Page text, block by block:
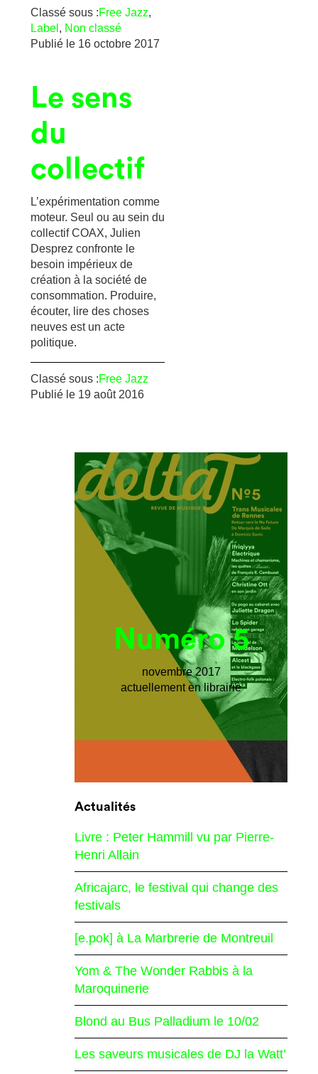
Classé sous :Free Jazz,
Label , Non classé
Publié le 16 octobre 2017
Le sens
du
collectif
L’expérimentation comme
moteur. Seul ou au sein du
collectif COAX, Julien
Desprez confronte le
besoin impérieux de
création à la société de
consommation. Produire,
écouter, lire des choses
neuves est un acte
politique.
Classé sous :Free Jazz
Publié le 19 août 2016
Numéro 5
novembre 2017
actuellement en librairie
Actualités
Livre : Peter Hammill vu par Pierre-
Henri Allain
Africajarc, le festival qui change des
festivals
[e.pok] à La Marbrerie de Montreuil
Yom & The Wonder Rabbis à la
Maroquinerie
Blond au Bus Palladium le 10/02
Les saveurs musicales de DJ la Watt’